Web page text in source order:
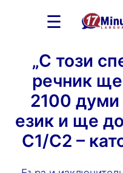
☰
„С този
речник
2100 думи
език и ще
C1/C2 –